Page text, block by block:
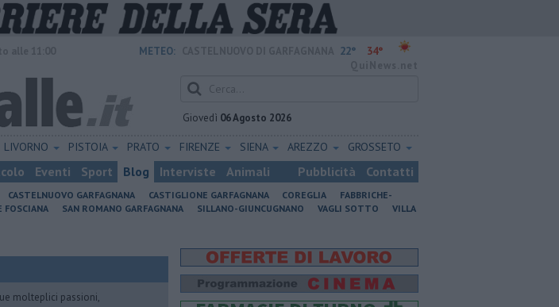
METEO: 22° 34°
Giovedì 06 Agosto 2026
LIVORNO PISTOIA PRATO FIRENZE SIENA AREZZO GROSSETO
Eventi Sport Blog Interviste Animali Pubblicità Contatti
CASTELNUOVO GARFAGNANA CASTIGLIONE GARFAGNANA COREGLIA
FABBRICHE-
FOSCIANA SAN ROMANO GARFAGNANA SILLANO-GIUNCUGNANO VAGLI SOTTO
VILLA
molteplici passioni,